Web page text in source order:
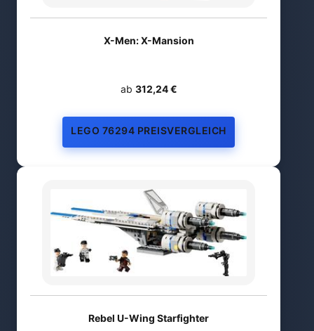
X-Men: X-Mansion
ab 312,24 €
LEGO 76294 PREISVERGLEICH
Rebel U-Wing Starfighter